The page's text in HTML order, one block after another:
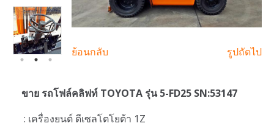
ย้อนกลับ รูปถัดไป
ขาย รถโฟล์คลิฟท์ TOYOTA รุ่น 5-FD25 SN:53147
: เครื่องยนต์ ดีเซลโตโยต้า 1Z